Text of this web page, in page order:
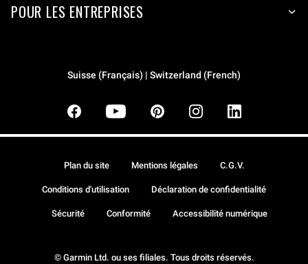
POUR LES ENTREPRISES
Suisse (Français) | Switzerland (French)
© Garmin Ltd. ou ses filiales. Tous droits réservés.
Plan du site Mentions légales C.G.V.
Conditions d'utilisation Déclaration de confidentialité
Sécurité Conformité Accessibilité numérique